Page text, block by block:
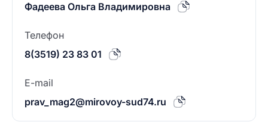
Фадеева Ольга Владимировна
Телефон
8(3519) 23 83 01
E-mail
prav_mag2@mirovoy-sud74.ru